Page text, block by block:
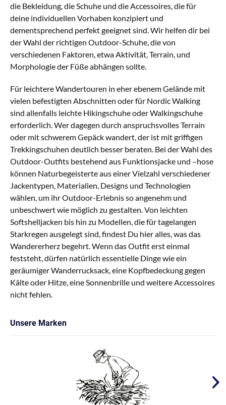
die Bekleidung, die Schuhe und die Accessoires, die für
deine individuellen Vorhaben konzipiert und
dementsprechend perfekt geeignet sind. Wir helfen dir bei
der Wahl der richtigen Outdoor-Schuhe, die von
verschiedenen Faktoren, etwa Aktivität, Terrain, und
Morphologie der Füße abhängen sollte.
Für leichtere Wandertouren in eher ebenem Gelände mit
vielen befestigten Abschnitten oder für Nordic Walking
sind allenfalls leichte Hikingschuhe oder Walkingschuhe
erforderlich. Wer dagegen durch anspruchsvolles Terrain
oder mit schwerem Gepäck wandert, der ist mit griffigen
Trekkingschuhen deutlich besser beraten. Bei der Wahl des
Outdoor-Outfits bestehend aus Funktionsjacke und –hose
können Naturbegeisterte aus einer Vielzahl verschiedener
Jackentypen, Materialien, Designs und Technologien
wählen, um ihr Outdoor-Erlebnis so angenehm und
unbeschwert wie möglich zu gestalten. Von leichten
Softshelljacken bis hin zu Modellen, die für tagelangen
Starkregen ausgelegt sind, findest Du hier alles, was das
Wandererherz begehrt. Wenn das Outfit erst einmal
feststeht, dürfen natürlich essentielle Dinge wie ein
geräumiger Wanderrucksack, eine Kopfbedeckung gegen
Kälte oder Hitze, eine Sonnenbrille und weitere Accessoires
nicht fehlen.
Unsere Marken